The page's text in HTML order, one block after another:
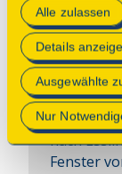
technisch
erforderlich
Mehr
Alle zulassen
Details
Ausgewählte
Nur
Minuten
Sonntag,
Minuten
Die
sakralen
nach
Fenster